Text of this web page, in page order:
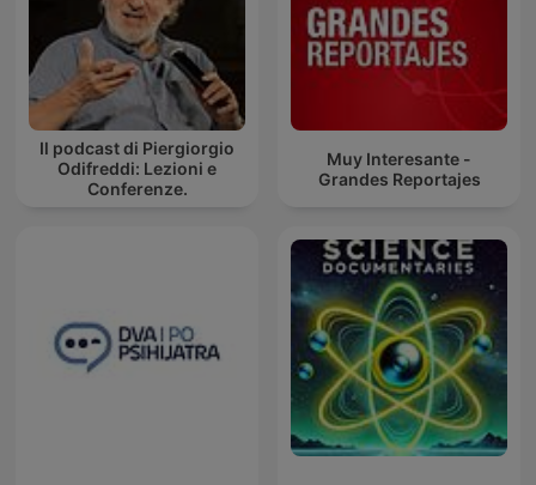
Il podcast di Piergiorgio
Odifreddi: Lezioni e
Conferenze.
Muy Interesante -
Grandes Reportajes